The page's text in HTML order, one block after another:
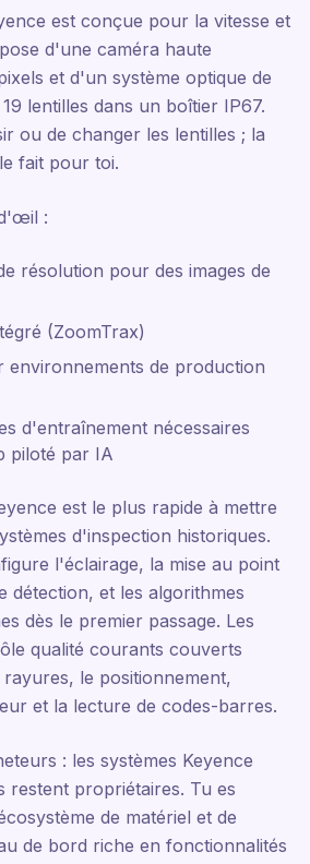
est conçue pour la vitesse et
d'une caméra haute
et d'un système optique de
lentilles dans un boîtier IP67.
ou de changer les lentilles ; la
fait pour toi.
:
résolution pour des images de
(ZoomTrax)
environnements de production
d'entraînement nécessaires
piloté par IA
est le plus rapide à mettre
d'inspection historiques.
l'éclairage, la mise au point
détection, et les algorithmes
dès le premier passage. Les
qualité courants couverts
le positionnement,
et la lecture de codes-barres.
: les systèmes Keyence
restent propriétaires. Tu es
de matériel et de
de bord riche en fonctionnalités